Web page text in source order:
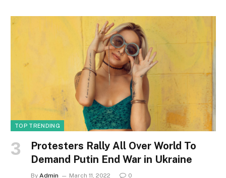
TOP TRENDING
Protesters Rally All Over World To
Demand Putin End War in Ukraine
By Admin March 11, 2022 0